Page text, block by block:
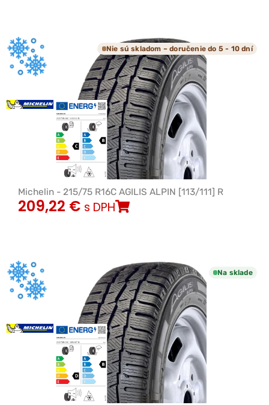
Nie sú skladom – doručenie do 5 - 10 dní
Michelin - 215/75 R16C AGILIS ALPIN [113/111] R
209,22 € s DPH
Na sklade